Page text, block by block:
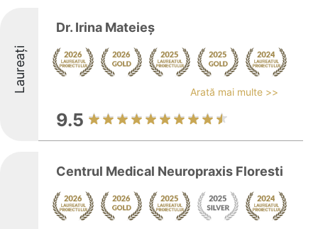
Laureați
Dr. Irina Mateieş
Arată mai multe >>
9.5
Centrul Medical Neuropraxis Floresti